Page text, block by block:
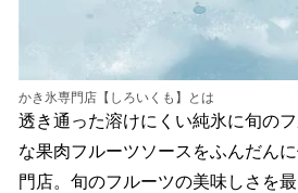
かき氷専門店【しろいくも】とは
透き通った溶けにくい純氷に旬の
な果肉フルーツソースをふんだん
門店。旬のフルーツの美味しさを